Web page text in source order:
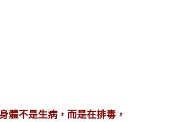
身體不是生病，而是在排毒，